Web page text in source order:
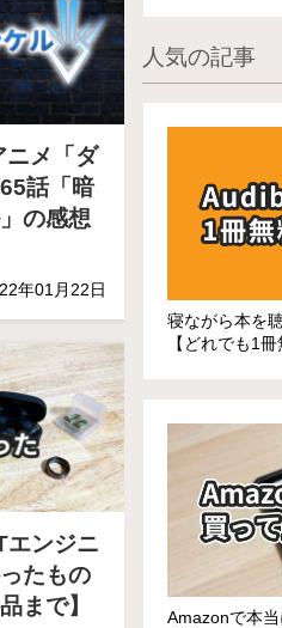
ニメ「ダ
話「暗
の感想
年01月22日
エンジニ
たもの
まで】
人気の記事
寝ながら本を
【どれでも1冊
Amazonで本当